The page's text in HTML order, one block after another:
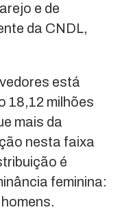
e de
da CNDL,
está
18,12 milhões
mais da
nesta faixa
é
feminina: